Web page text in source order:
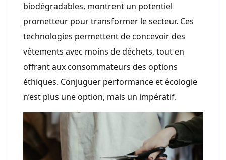
biodégradables, montrent un potentiel
prometteur pour transformer le secteur. Ces
technologies permettent de concevoir des
vêtements avec moins de déchets, tout en
offrant aux consommateurs des options
éthiques. Conjuguer performance et écologie
n’est plus une option, mais un impératif.